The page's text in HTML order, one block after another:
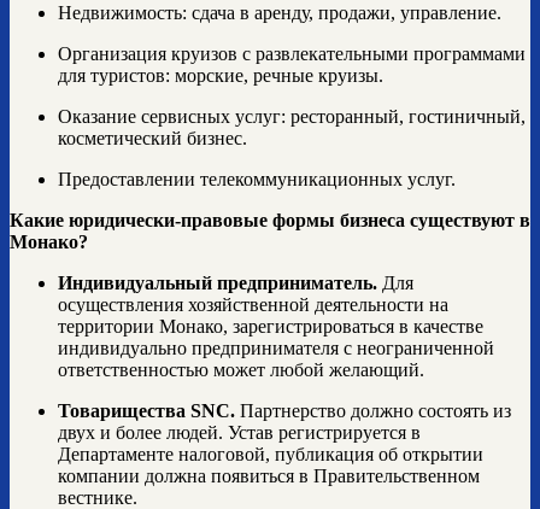
Недвижимость: сдача в аренду, продажи, управление.
Организация круизов с развлекательными программами
для туристов: морские, речные круизы.
Оказание сервисных услуг: ресторанный, гостиничный,
косметический бизнес.
Предоставлении телекоммуникационных услуг.
Какие юридически-правовые формы бизнеса существуют в
Монако?
Индивидуальный предприниматель. Для
осуществления хозяйственной деятельности на
территории Монако, зарегистрироваться в качестве
индивидуально предпринимателя с неограниченной
ответственностью может любой желающий.
Товарищества SNC. Партнерство должно состоять из
двух и более людей. Устав регистрируется в
Департаменте налоговой, публикация об открытии
компании должна появиться в Правительственном
вестнике.